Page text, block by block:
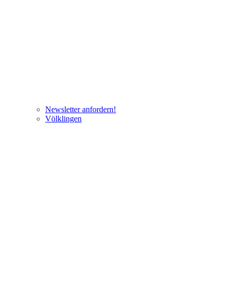
Newsletter anfordern!
Völklingen